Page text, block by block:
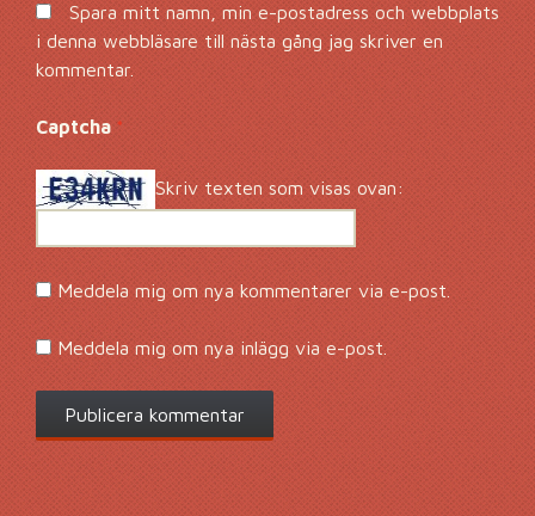
Spara mitt namn, min e-postadress och webbplats
i denna webbläsare till nästa gång jag skriver en
kommentar.
Captcha*
Skriv texten som visas ovan:
Meddela mig om nya kommentarer via e-post.
Meddela mig om nya inlägg via e-post.